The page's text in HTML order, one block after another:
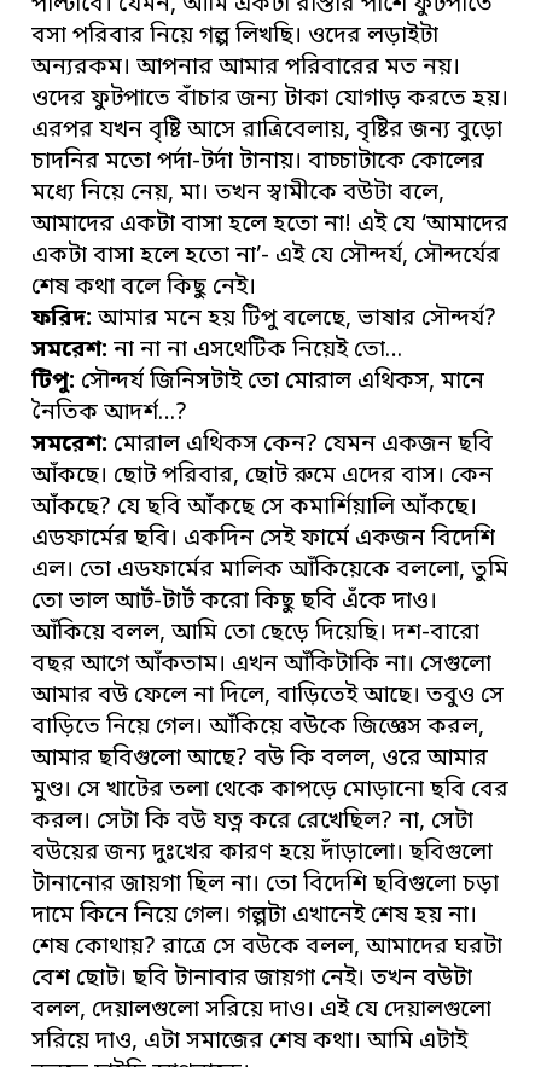
বসা পরিবার নিয়ে গল্প লিখছি। ওদের লড়াইটা
অন্যরকম। আপনার আমার পরিবারের মত নয়।
ওদের ফুটপাতে বাঁচার জন্য টাকা যোগাড় করতে হয়।
এরপর যখন বৃষ্টি আসে রাত্রিবেলায়, বৃষ্টির জন্য বুড়ো
চাদনির মতো পর্দা-টর্দা টানায়। বাচ্চাটাকে কোলের
মধ্যে নিয়ে নেয়, মা। তখন স্বামীকে বউটা বলে,
আমাদের একটা বাসা হলে হতো না! এই যে ‘আমাদের
একটা বাসা হলে হতো না’- এই যে সৌন্দর্য, সৌন্দর্যের
শেষ কথা বলে কিছু নেই।
ফরিদ: আমার মনে হয় টিপু বলেছে, ভাষার সৌন্দর্য?
সমরেশ: না না না এসথেটিক নিয়েই তো…
টিপু: সৌন্দর্য জিনিসটাই তো মোরাল এথিকস, মানে
নৈতিক আদর্শ…?
সমরেশ: মোরাল এথিকস কেন? যেমন একজন ছবি
আঁকছে। ছোট পরিবার, ছোট রুমে এদের বাস। কেন
আঁকছে? যে ছবি আঁকছে সে কমার্শিয়ালি আঁকছে।
এডফার্মের ছবি। একদিন সেই ফার্মে একজন বিদেশি
এল। তো এডফার্মের মালিক আঁকিয়েকে বললো, তুমি
তো ভাল আর্ট-টার্ট করো কিছু ছবি এঁকে দাও।
আঁকিয়ে বলল, আমি তো ছেড়ে দিয়েছি। দশ-বারো
বছর আগে আঁকতাম। এখন আঁকিটাকি না। সেগুলো
আমার বউ ফেলে না দিলে, বাড়িতেই আছে। তবুও সে
বাড়িতে নিয়ে গেল। আঁকিয়ে বউকে জিজ্ঞেস করল,
আমার ছবিগুলো আছে? বউ কি বলল, ওরে আমার
মুণ্ড। সে খাটের তলা থেকে কাপড়ে মোড়ানো ছবি বের
করল। সেটা কি বউ যত্ন করে রেখেছিল? না, সেটা
বউয়ের জন্য দুঃখের কারণ হয়ে দাঁড়ালো। ছবিগুলো
টানানোর জায়গা ছিল না। তো বিদেশি ছবিগুলো চড়া
দামে কিনে নিয়ে গেল। গল্পটা এখানেই শেষ হয় না।
শেষ কোথায়? রাত্রে সে বউকে বলল, আমাদের ঘরটা
বেশ ছোট। ছবি টানাবার জায়গা নেই। তখন বউটা
বলল, দেয়ালগুলো সরিয়ে দাও। এই যে দেয়ালগুলো
সরিয়ে দাও, এটা সমাজের শেষ কথা। আমি এটাই